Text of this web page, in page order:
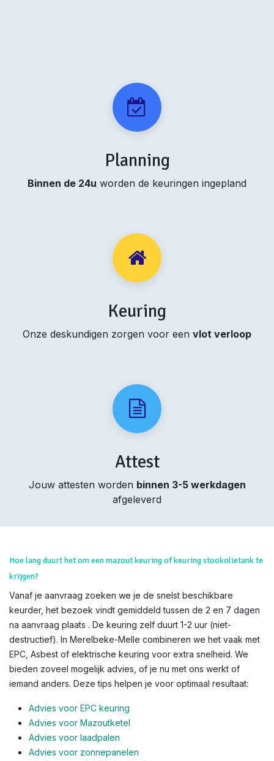
Planning
Binnen de 24u worden de keuringen ingepland
Keuring
Onze deskundigen zorgen voor een vlot verloop
Attest
Jouw attesten worden binnen 3-5 werkdagen
afgeleverd
Hoe lang duurt het om een mazout keuring of keuring stookolietank te
krijgen?
Vanaf je aanvraag zoeken we je de snelst beschikbare
keurder, het bezoek vindt gemiddeld tussen de 2 en 7 dagen
na aanvraag plaats . De keuring zelf duurt 1-2 uur (niet-
destructief). In Merelbeke-Melle combineren we het vaak met
EPC, Asbest of elektrische keuring voor extra snelheid. We
bieden zoveel mogelijk advies, of je nu met ons werkt of
iemand anders. Deze tips helpen je voor optimaal resultaat:
Advies voor EPC keuring
Advies voor Mazoutketel
Advies voor laadpalen
Advies voor zonnepanelen